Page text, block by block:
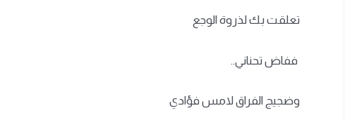
تعلقت بك لذروة الوجع
ففاض تحناني..
وضجيج الفراق لامس فؤادي